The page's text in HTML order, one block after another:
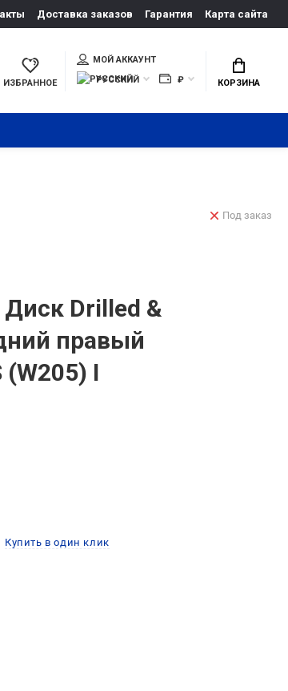
Доставка заказов Гарантия Карта сайта
ИЗБРАННОЕ
МОЙ АККАУНТ
РУССКИЙ
₽ КОРЗИНА
Диск Drilled &
правый
(W205) I
Под заказ
Купить в один клик